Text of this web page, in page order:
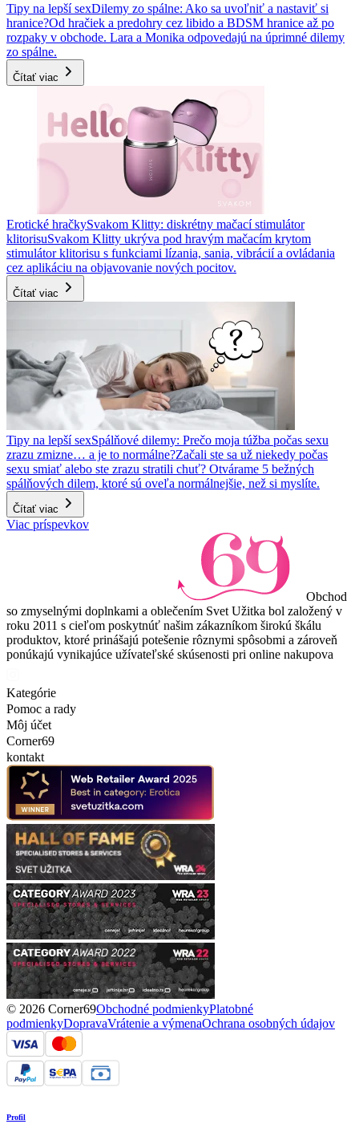
Tipy na lepší sexDilemy zo spálne: Ako sa uvoľniť a nastaviť si
hranice?Od hračiek a predohry cez libido a BDSM hranice až po
rozpaky v obchode. Lara a Monika odpovedajú na úprimné dilemy
zo spálne.
Čítať viac
Erotické hračkySvakom Klitty: diskrétny mačací stimulátor
klitorisuSvakom Klitty ukrýva pod hravým mačacím krytom
stimulátor klitorisu s funkciami lízania, sania, vibrácií a ovládania
cez aplikáciu na objavovanie nových pocitov.
Čítať viac
Tipy na lepší sexSpálňové dilemy: Prečo moja túžba počas sexu
zrazu zmizne… a je to normálne?Začali ste sa už niekedy počas
sexu smiať alebo ste zrazu stratili chuť? Otvárame 5 bežných
spálňových dilem, ktoré sú oveľa normálnejšie, než si myslíte.
Čítať viac
Viac príspevkov
Obchod
so zmyselnými doplnkami a oblečením Svet Užitka bol založený v
roku 2011 s cieľom poskytnúť našim zákazníkom širokú škálu
produktov, ktoré prinášajú potešenie rôznymi spôsobmi a zároveň
ponúkajú vynikajúce užívateľské skúsenosti pri online nakupova
Kategórie
Pomoc a rady
Môj účet
Corner69
kontakt
© 2026 Corner69Obchodné podmienkyPlatobné
podmienkyDopravaVrátenie a výmenaOchrana osobných údajov
Profil